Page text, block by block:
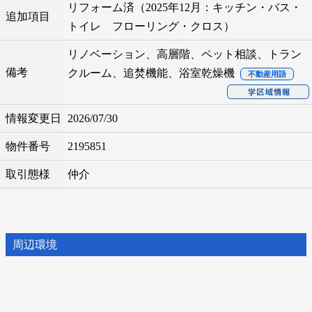
追加項目
リフォーム済（2025年12月：キッチン・バス・
トイレ フローリング・クロス）
備考
リノベーション、高層階、ペット相談、トラン
クルーム、追焚機能、浴室乾燥機
不動産用語
情報変更日 2026/07/30
物件番号 2195851
取引態様 仲介
周辺環境